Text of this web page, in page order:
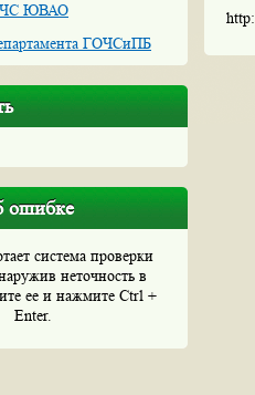
ЮВАО
ГОЧСиПБ
ошибке
система проверки
неточность в
ее и нажмите Ctrl +
Enter.